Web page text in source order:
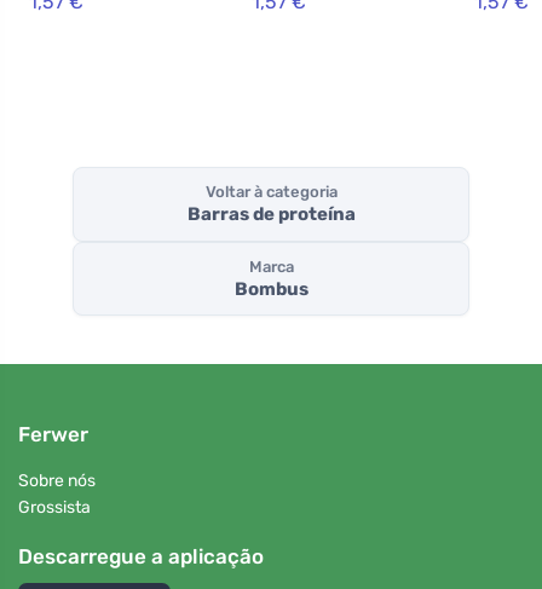
Voltar à categoria
Barras de proteína
Marca
Bombus
Ferwer
Sobre nós
Grossista
Descarregue a aplicação